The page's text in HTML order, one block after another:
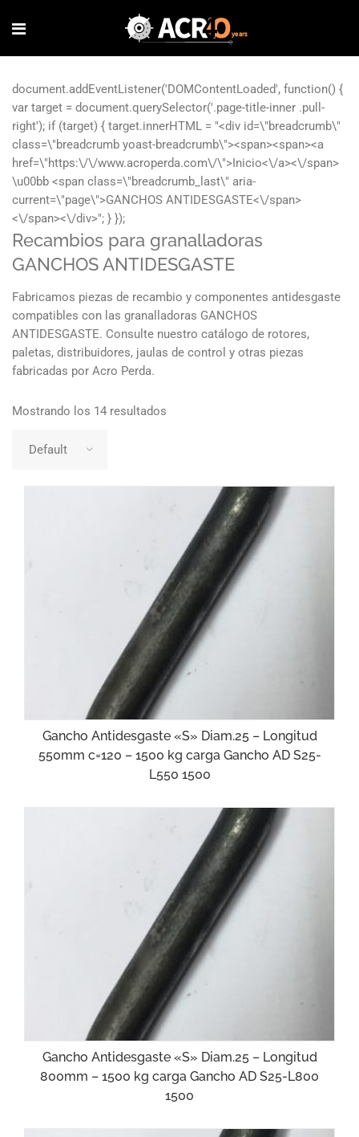
Recambios para granalladoras
GANCHOS ANTIDESGASTE
Fabricamos piezas de recambio y componentes antidesgaste
compatibles con las granalladoras GANCHOS
ANTIDESGASTE. Consulte nuestro catálogo de rotores,
paletas, distribuidores, jaulas de control y otras piezas
fabricadas por Acro Perda.
Mostrando los 14 resultados
Gancho Antidesgaste «S» Diam.25 – Longitud
550mm c=120 – 1500 kg carga Gancho AD S25-
L550 1500
Gancho Antidesgaste «S» Diam.25 – Longitud
800mm – 1500 kg carga Gancho AD S25-L800
1500